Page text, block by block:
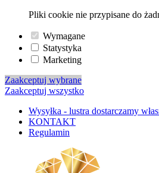
Pliki cookie nie przypisane do
Wymagane
Statystyka
Marketing
Zaakceptuj wybrane
Zaakceptuj wszystko
Wysyłka - lustra dostarczamy
KONTAKT
Regulamin